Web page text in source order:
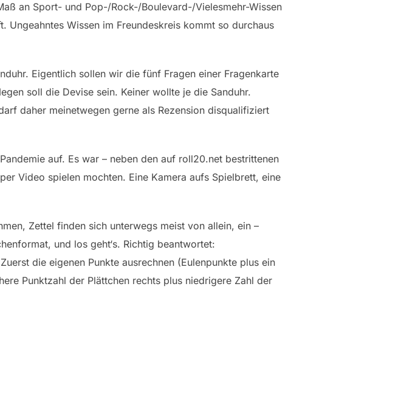
an Sport- und Pop-/Rock-/Boulevard-/Vielesmehr-Wissen
Wissen im Freundeskreis kommt so durchaus
Eigentlich sollen wir die fünf Fragen einer Fragenkarte
soll die Devise sein. Keiner wollte je die Sanduhr.
daher meinetwegen gerne als Rezension disqualifiziert
auf. Es war – neben den auf roll20.net bestrittenen
Video spielen mochten. Eine Kamera aufs Spielbrett, eine
Zettel finden sich unterwegs meist von allein, ein –
und los geht‘s. Richtig beantwortet:
die eigenen Punkte ausrechnen (Eulenpunkte plus ein
Punktzahl der Plättchen rechts plus niedrigere Zahl der